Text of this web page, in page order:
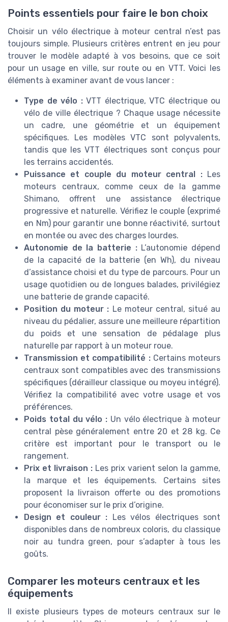
Points essentiels pour faire le bon choix
Choisir un vélo électrique à moteur central n’est pas
toujours simple. Plusieurs critères entrent en jeu pour
trouver le modèle adapté à vos besoins, que ce soit
pour un usage en ville, sur route ou en VTT. Voici les
éléments à examiner avant de vous lancer :
Type de vélo :VTT électrique, VTC électrique ou
vélo de ville électrique ? Chaque usage nécessite
un cadre, une géométrie et un équipement
spécifiques. Les modèles VTC sont polyvalents,
tandis que les VTT électriques sont conçus pour
les terrains accidentés.
Puissance et couple du moteur central :Les
moteurs centraux, comme ceux de la gamme
Shimano, offrent une assistance électrique
progressive et naturelle. Vérifiez le couple (exprimé
en Nm) pour garantir une bonne réactivité, surtout
en montée ou avec des charges lourdes.
Autonomie de la batterie :L’autonomie dépend
de la capacité de la batterie (en Wh), du niveau
d’assistance choisi et du type de parcours. Pour un
usage quotidien ou de longues balades, privilégiez
une batterie de grande capacité.
Position du moteur : Le moteur central, situé au
niveau du pédalier, assure une meilleure répartition
du poids et une sensation de pédalage plus
naturelle par rapport à un moteur roue.
Transmission et compatibilité :Certains moteurs
centraux sont compatibles avec des transmissions
spécifiques (dérailleur classique ou moyeu intégré).
Vérifiez la compatibilité avec votre usage et vos
préférences.
Poids total du vélo : Un vélo électrique à moteur
central pèse généralement entre 20 et 28 kg. Ce
critère est important pour le transport ou le
rangement.
Prix et livraison : Les prix varient selon la gamme,
la marque et les équipements. Certains sites
proposent la livraison offerte ou des promotions
pour économiser sur le prix d’origine.
Design et couleur : Les vélos électriques sont
disponibles dans de nombreux coloris, du classique
noir au tundra green, pour s’adapter à tous les
goûts.
Comparer les moteurs centraux et les
équipements
Il existe plusieurs types de moteurs centraux sur le